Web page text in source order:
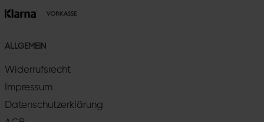
ALLGEMEIN
Widerrufsrecht
Impressum
Datenschutzerklärung